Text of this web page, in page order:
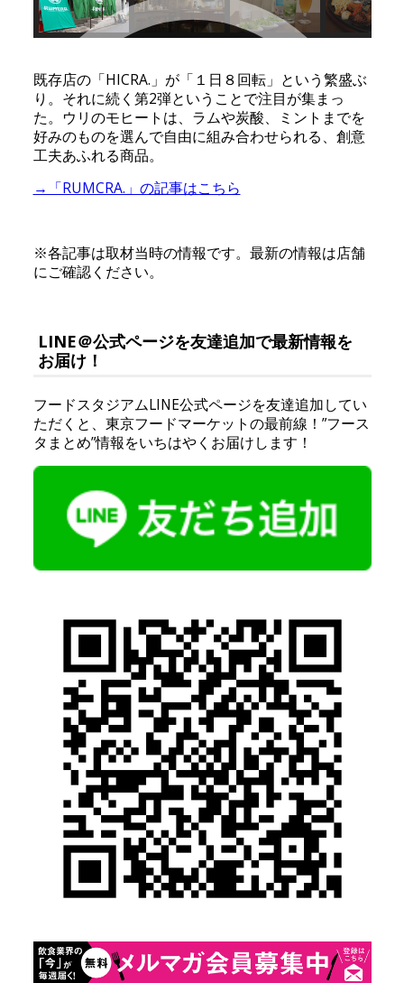
既存店の「HICRA.」が「１日８回転」という繁盛ぶ
り。それに続く第2弾ということで注目が集まっ
た。ウリのモヒートは、ラムや炭酸、ミントまでを
好みのものを選んで自由に組み合わせられる、創意
工夫あふれる商品。
→「RUMCRA.」の記事はこちら
※各記事は取材当時の情報です。最新の情報は店舗
にご確認ください。
LINE＠公式ページを友達追加で最新情報を
お届け！
フードスタジアムLINE公式ページを友達追加してい
ただくと、東京フードマーケットの最前線！”フース
タまとめ”情報をいちはやくお届けします！